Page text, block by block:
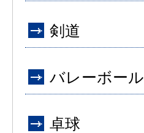
剣道
バレーボール
卓球